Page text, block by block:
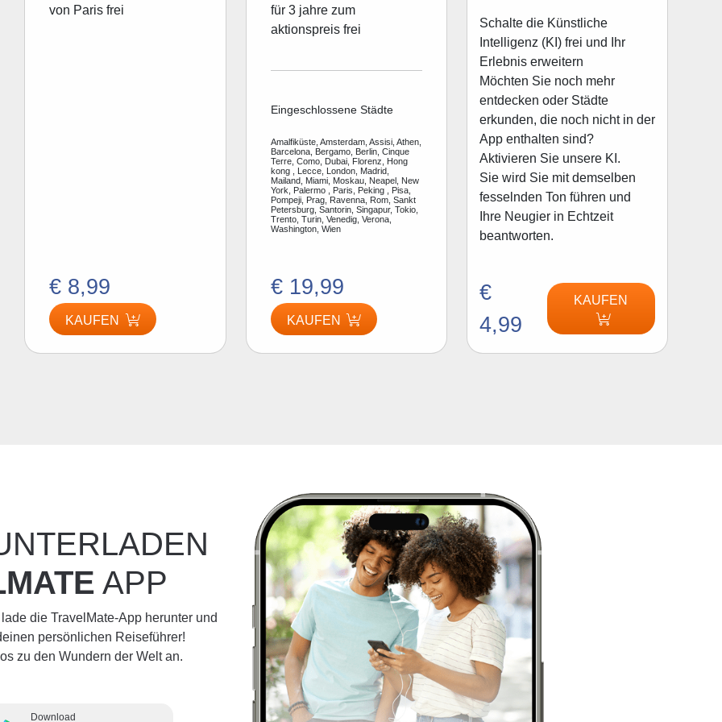
von Paris frei
€ 8,99
KAUFEN
für 3 jahre zum
aktionspreis frei
Eingeschlossene Städte
Amalfiküste, Amsterdam, Assisi, Athen,
Barcelona, Bergamo, Berlin, Cinque
Terre, Como, Dubai, Florenz, Hong
kong , Lecce, London, Madrid,
Mailand, Miami, Moskau, Neapel, New
York, Palermo , Paris, Peking , Pisa,
Pompeji, Prag, Ravenna, Rom, Sankt
Petersburg, Santorin, Singapur, Tokio,
Trento, Turin, Venedig, Verona,
Washington, Wien
€ 19,99
KAUFEN
Schalte die Künstliche
Intelligenz (KI) frei und Ihr
Erlebnis erweitern
Möchten Sie noch mehr
entdecken oder Städte
erkunden, die noch nicht in der
App enthalten sind?
Aktivieren Sie unsere KI.
Sie wird Sie mit demselben
fesselnden Ton führen und
Ihre Neugier in Echtzeit
beantworten.
€
4,99
KAUFEN
APP
die TravelMate-App herunter und
persönlichen Reiseführer!
zu den Wundern der Welt an.
Download